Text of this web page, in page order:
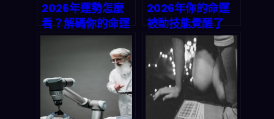
2026年運勢怎麼
看？解碼你的命運
被動技能，發掘天
生天賦密碼
2026年你的命運
被動技能覺醒了
嗎？解碼天生天賦
與命運特質｜免費
測試你的UR級技
能